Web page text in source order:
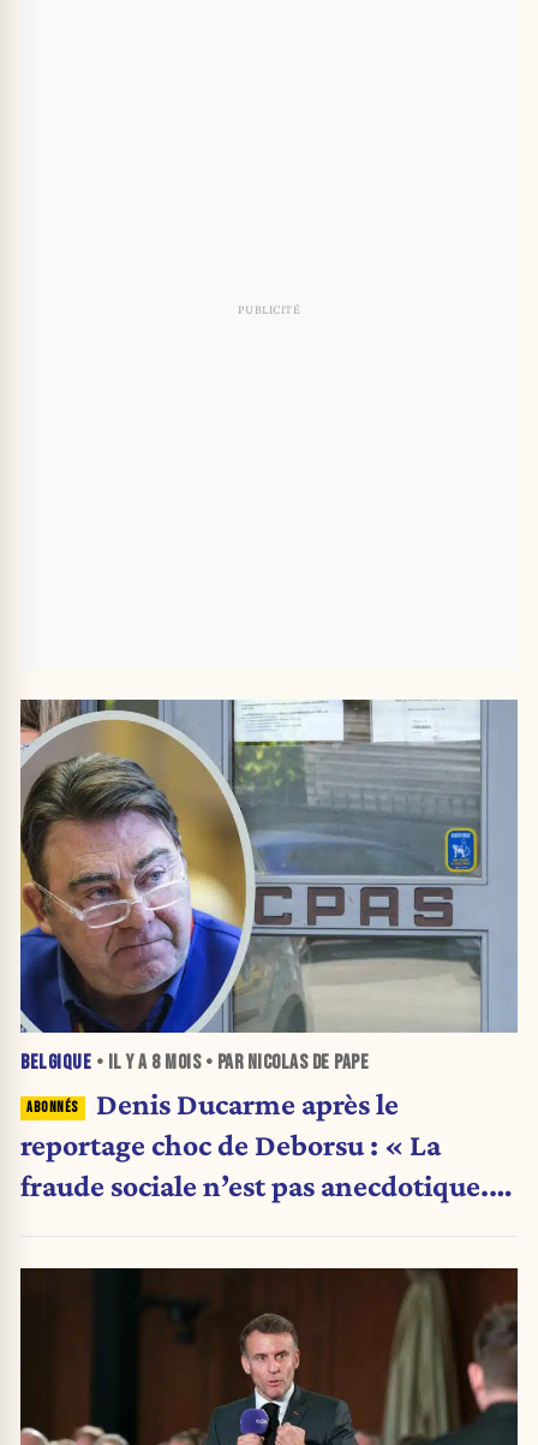
BELGIQUE • IL Y A 8 MOIS• PAR NICOLAS DE PAPE
Denis Ducarme après le
reportage choc de Deborsu : « La
fraude sociale n’est pas anecdotique.